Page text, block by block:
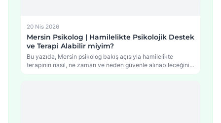
20 Nis 2026
Mersin Psikolog | Hamilelikte Psikolojik Destek
ve Terapi Alabilir miyim?
Bu yazıda, Mersin psikolog bakış açısıyla hamilelikte
terapinin nasıl, ne zaman ve neden güvenle alınabileceğini,